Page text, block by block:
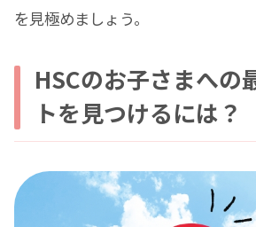
を見極めましょう。
HSCのお子さまへの
トを見つけるには？